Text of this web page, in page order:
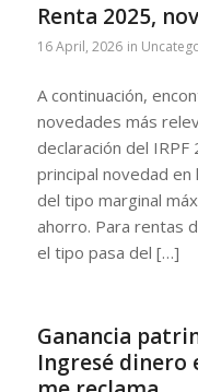
Renta 2025,
16 April, 2026 in
A continuación,
novedades más
declaración del IRPF
principal novedad
del tipo marginal
ahorro. Para rentas
el tipo pasa del […]
Ganancia
Ingresé dinero